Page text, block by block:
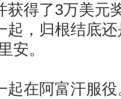
获得了3万美元
起，归根结底
安。
起在阿富汗服